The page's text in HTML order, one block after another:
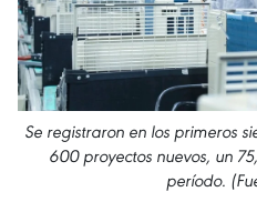
Se registraron en los primeros
600 proyectos nuevos, un
período.